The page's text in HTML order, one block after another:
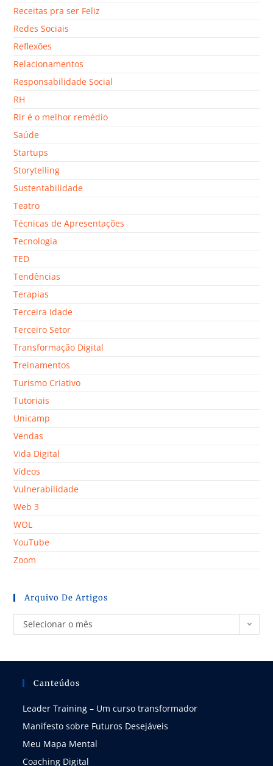
Receitas pra ser Feliz
Redes Sociais
Reflexões
Relacionamentos
Responsabilidade Social
RH
Rir é o melhor remédio
Saúde
Startups
Storytelling
Sustentabilidade
Teatro
Técnicas de Apresentações
Tecnologia
TED
Tendências
Terapias
Terceira Idade
Terceiro Setor
Transformação Digital
Treinamentos
Turismo Criativo
Tutoriais
Unicamp
Vendas
Vida Digital
Vídeos
Vulnerabilidade
Web 3
WOL
YouTube
Zoom
Arquivo De Artigos
Selecionar o mês
Canteúdos
Leader Training – Um curso transformador
Manifesto sobre Futuros Desejáveis
Meu Mapa Mental
Coaching Digital